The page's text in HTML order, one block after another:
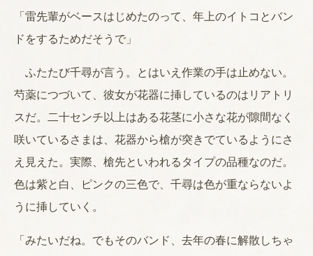
「雷先輩がベースはじめたのって、年上のイトコとバン
ドをするためだそうで」
ふたたび千尋が言う。とはいえ作業の手は止めない。
芍薬につづいて、彼女が花器に挿しているのはリアトリ
スだ。二十センチ以上はある花茎に小さな花が隙間なく
咲いているさまは、花器から槍が突きでているようにさ
え見えた。実際、槍先といわれるタイプの品種なのだ。
色は紫と白、ピンクの三色で、千尋は色が重ならないよ
うに挿していく。
「みたいだね。でもそのバンド、去年の春に解散しちゃ